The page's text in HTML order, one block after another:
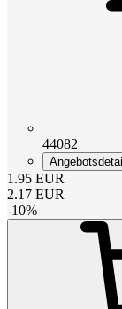
44082
1.95 EUR
2.17 EUR
-10%